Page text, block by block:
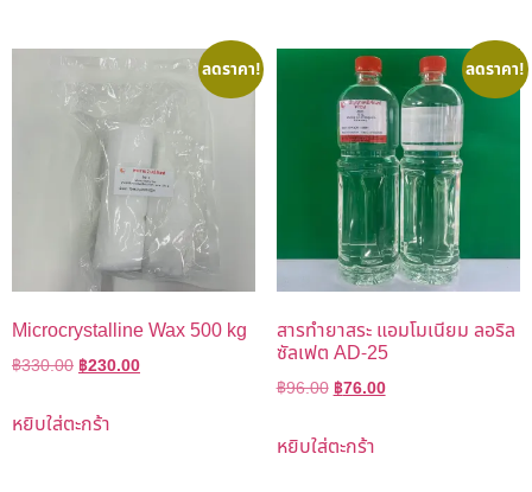
ลดราคา!
Microcrystalline Wax 500 kg
฿330.00฿230.00
หยิบใส่ตะกร้า
ลดราคา!
สารทำยาสระ แอมโมเนียม ลอริล
ซัลเฟต AD-25
฿96.00฿76.00
หยิบใส่ตะกร้า